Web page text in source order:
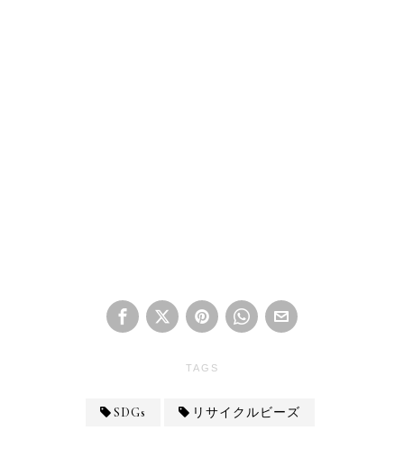
TAGS
SDGs リサイクルビーズ